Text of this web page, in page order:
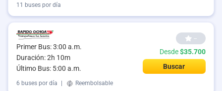
11 buses por día
Primer Bus: 3:00 a.m.
Duración: 2h 10m
Último Bus: 5:00 a.m.
--
Desde$35.700
Buscar
6 buses por día Reembolsable